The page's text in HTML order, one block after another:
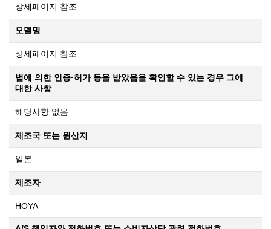
상세페이지 참조
모델명
상세페이지 참조
법에 의한 인증·허가 등을 받았음을 확인할 수 있는 경우 그에
대한 사항
해당사항 없음
제조국 또는 원산지
일본
제조자
HOYA